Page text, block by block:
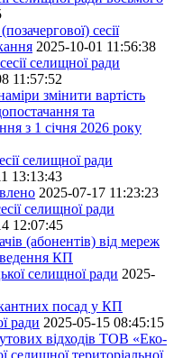
сесії
2025-10-01 11:56:38
селищної ради
11:57:52
змінити вартість
та
з 1 січня 2026 року
селищної ради
13:13:43
2025-07-17 11:23:23
селищної ради
12:07:45
(абонентів) від мереж
КП
селищної ради 2025-
посад у КП
ради 2025-05-15 08:45:15
відходів ТОВ «Еко-
селищної територіальної